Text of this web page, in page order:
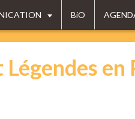
BiO
Légendes